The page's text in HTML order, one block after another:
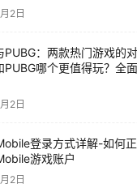
2日
PUBG：两款热门游戏的
PUBG哪个更值得玩？全
2日
登录方式详解-如何
游戏账户
2日